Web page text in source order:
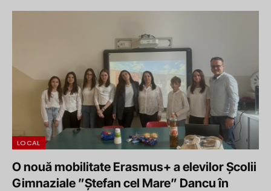
LOCAL
O nouă mobilitate Erasmus+ a elevilor Școlii
Gimnaziale ”Ștefan cel Mare” Dancu în